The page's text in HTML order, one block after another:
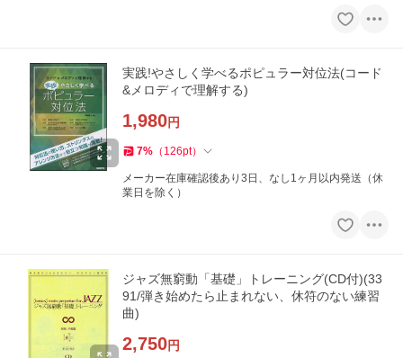
実践!やさしく学べるポピュラー対位法(コード
&メロディで理解する)
1,980円
7% （ 126pt）
メーカー在庫確認後あり3日、なし1ヶ月以内発送（休
業日を除く）
ジャズ無窮動「基礎」トレーニング(CD付)(33
91/弾き始めたら止まれない、休符のない練習
曲)
2,750円